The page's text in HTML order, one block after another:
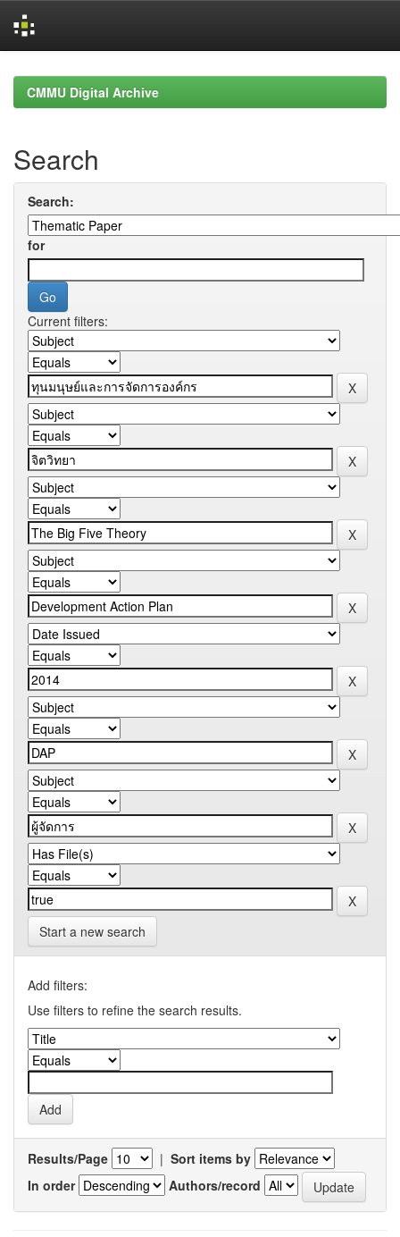
navigationCMMU Digital Archive
Search
Search:
for
Current filters:
Start a new search
Add filters:
Use filters to refine the search results.
Results/Page | Sort items by
In order
Authors/record